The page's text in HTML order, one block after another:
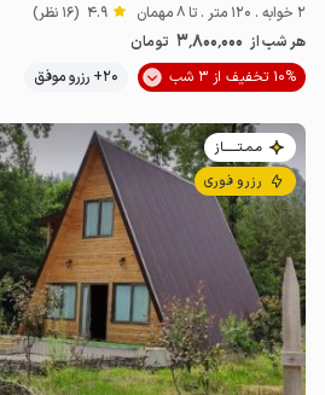
2 خوابه . 120 متر . تا 8 مهمان 4.9 (16 نظر)
هر شب از 3٬800٬000 تومان
10% تخفیف از 3 شب
20+ رزرو موفق
مـمـتــــــاز
رزرو فوری